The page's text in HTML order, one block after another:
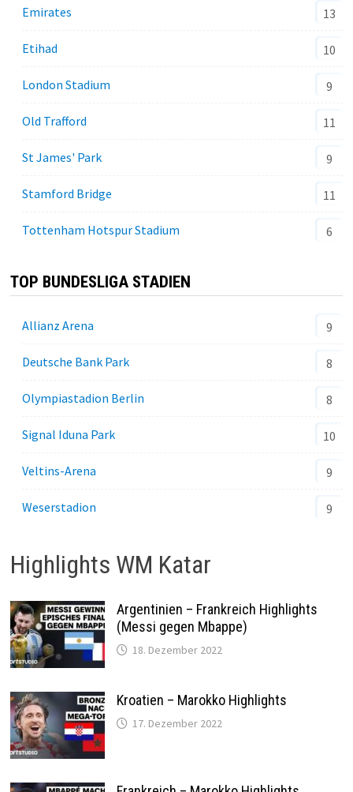
Emirates 13
Etihad 10
London Stadium 9
Old Trafford 11
St James' Park 9
Stamford Bridge 11
Tottenham Hotspur Stadium 6
TOP BUNDESLIGA STADIEN
Allianz Arena 9
Deutsche Bank Park 8
Olympiastadion Berlin 8
Signal Iduna Park 10
Veltins-Arena 9
Weserstadion 9
Highlights WM Katar
Argentinien – Frankreich Highlights
(Messi gegen Mbappe)
18. Dezember 2022
Kroatien – Marokko Highlights
17. Dezember 2022